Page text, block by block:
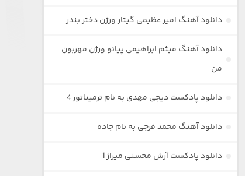
دانلود آهنگ امیر عظیمی گیتار ورژن دختر بندر
دانلود آهنگ میثم ابراهیمی پیانو ورژن مهربون
من
دانلود پادکست دیجی مهدی به نام ترمیناتور 4
دانلود آهنگ محمد فرجی به نام جاده
دانلود پادکست آرش محسنی میراژ 1